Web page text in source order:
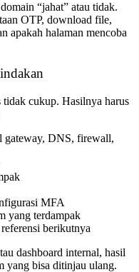
“jahat” atau tidak.
OTP, download file,
apakah halaman mencoba
cukup. Hasilnya harus
gateway, DNS, firewall,
MFA
yang terdampak
berikutnya
dashboard internal, hasil
yang bisa ditinjau ulang.